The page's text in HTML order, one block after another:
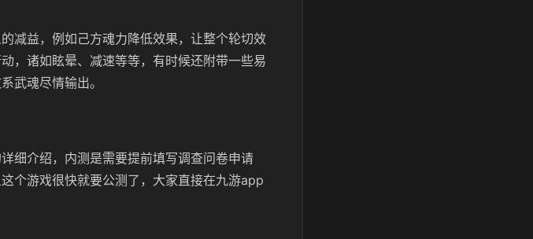
减益，例如己方魂力降低效果，让整个轮切效
，诸如眩晕、减速等等，有时候还附带一些易
武魂尽情输出。
细介绍，内测是需要提前填写调查问卷申请
个游戏很快就要公测了，大家直接在九游app